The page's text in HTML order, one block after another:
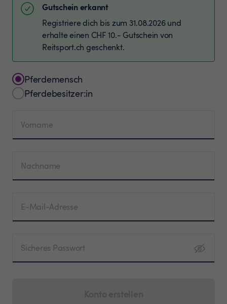
Gutschein erkannt
Registriere dich bis zum 31.08.2026 und
erhalte einen CHF 10.- Gutschein von
Reitsport.ch geschenkt.
Pferdemensch
Pferdebesitzer:in
Vorname
Nachname
E-Mail-Adresse
Sicheres Passwort